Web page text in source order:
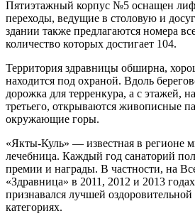
Пятиэтажный корпус №5 оснащен
переходы, ведущие в столовую и
здании также предлагаются номера
количество которых достигает 104.
Территория здравницы обширна,
находится под охраной. Вдоль
дорожка для терренкура, а с этажей,
третьего, открываются живописные
окружающие горы.
«Якты-Куль» — известная в регионе
лечебница. Каждый год санаторий
премии и награды. В частности, на
«Здравница» в 2011, 2012 и 2013
признавался лучшей
категориях.